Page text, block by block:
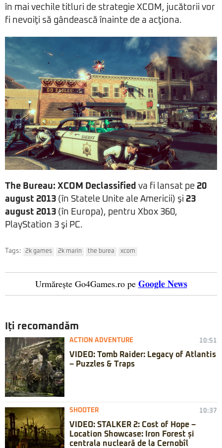
în mai vechile titluri de strategie XCOM, jucătorii vor
fi nevoiţi să gândească înainte de a acţiona.
The Bureau: XCOM Declassified va fi lansat pe 20
august 2013 (în Statele Unite ale Americii) şi 23
august 2013 (în Europa), pentru Xbox 360,
PlayStation 3 şi PC.
Tags: 2k games 2k marin the burea xcom
Urmărește Go4Games.ro pe Google News
Iți recomandăm
ACTION ADVENTURE 10:51
VIDEO: Tomb Raider: Legacy of Atlantis
– Puzzles & Traps
SHOOTER 10:37
VIDEO: STALKER 2: Cost of Hope –
Location Showcase: Iron Forest și
centrala nucleară de la Cernobîl